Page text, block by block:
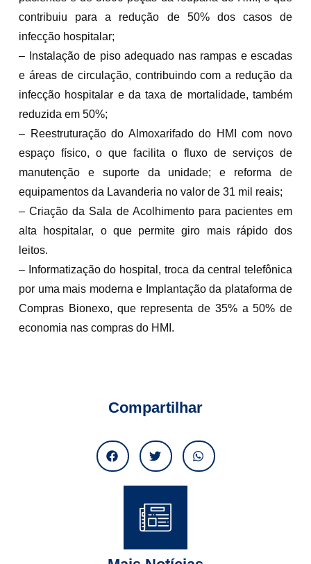
contribuiu para a redução de 50% dos casos de
infecção hospitalar;
– Instalação de piso adequado nas rampas e escadas
e áreas de circulação, contribuindo com a redução da
infecção hospitalar e da taxa de mortalidade, também
reduzida em 50%;
– Reestruturação do Almoxarifado do HMI com novo
espaço físico, o que facilita o fluxo de serviços de
manutenção e suporte da unidade; e reforma de
equipamentos da Lavanderia no valor de 31 mil reais;
– Criação da Sala de Acolhimento para pacientes em
alta hospitalar, o que permite giro mais rápido dos
leitos.
– Informatização do hospital, troca da central telefônica
por uma mais moderna e Implantação da plataforma de
Compras Bionexo, que representa de 35% a 50% de
economia nas compras do HMI.
Compartilhar